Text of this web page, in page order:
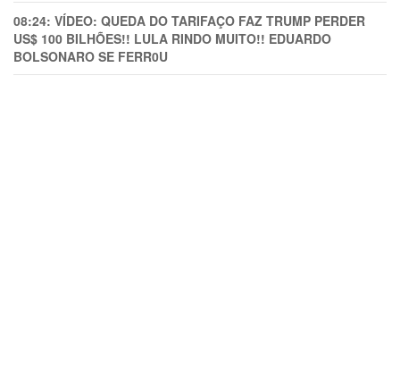
08:24: VÍDEO: QUEDA DO TARIFAÇO FAZ TRUMP PERDER
US$ 100 BILHÕES!! LULA RINDO MUITO!! EDUARDO
BOLSONARO SE FERR0U